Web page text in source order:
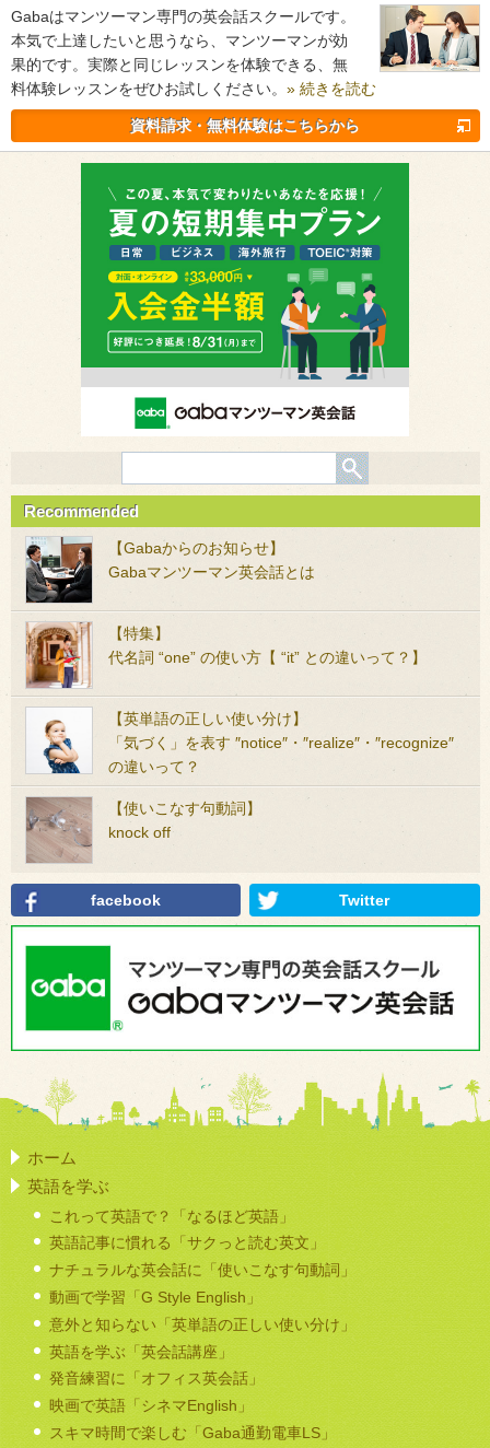
Gabaはマンツーマン専門の英会話スクールです。
本気で上達したいと思うなら、マンツーマンが効
果的です。実際と同じレッスンを体験できる、無
料体験レッスンをぜひお試しください。 » 続きを読む
資料請求・無料体験はこちらから
Recommended
【Gabaからのお知らせ】
Gabaマンツーマン英会話とは
【特集】
代名詞 “one” の使い方【 “it” との違いって？】
【英単語の正しい使い分け】
「気づく」を表す ″notice″・″realize″・″recognize″
の違いって？
【使いこなす句動詞】
knock off
facebook Twitter
ホーム
英語を学ぶ
これって英語で？「なるほど英語」
英語記事に慣れる「サクっと読む英文」
ナチュラルな英会話に「使いこなす句動詞」
動画で学習「G Style English」
意外と知らない「英単語の正しい使い分け」
英語を学ぶ「英会話講座」
発音練習に「オフィス英会話」
映画で英語「シネマEnglish」
スキマ時間で楽しむ「Gaba通勤電車LS」